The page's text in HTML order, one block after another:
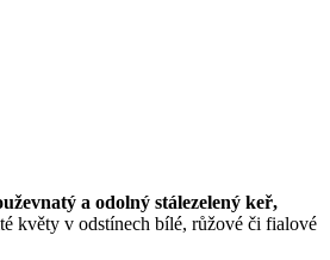
a odolný stálezelený keř,
květy v odstínech bílé, růžové či fialové